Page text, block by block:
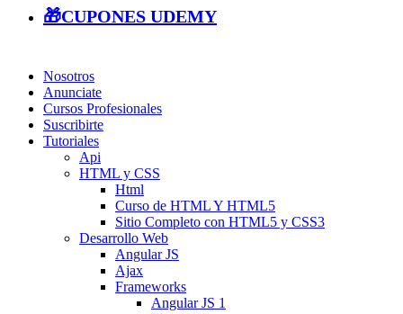
🎁CUPONES UDEMY
Nosotros
Anunciate
Cursos Profesionales
Suscribirte
Tutoriales
Api
HTML y CSS
Html
Curso de HTML Y HTML5
Sitio Completo con HTML5 y CSS3
Desarrollo Web
Angular JS
Ajax
Frameworks
Angular JS 1